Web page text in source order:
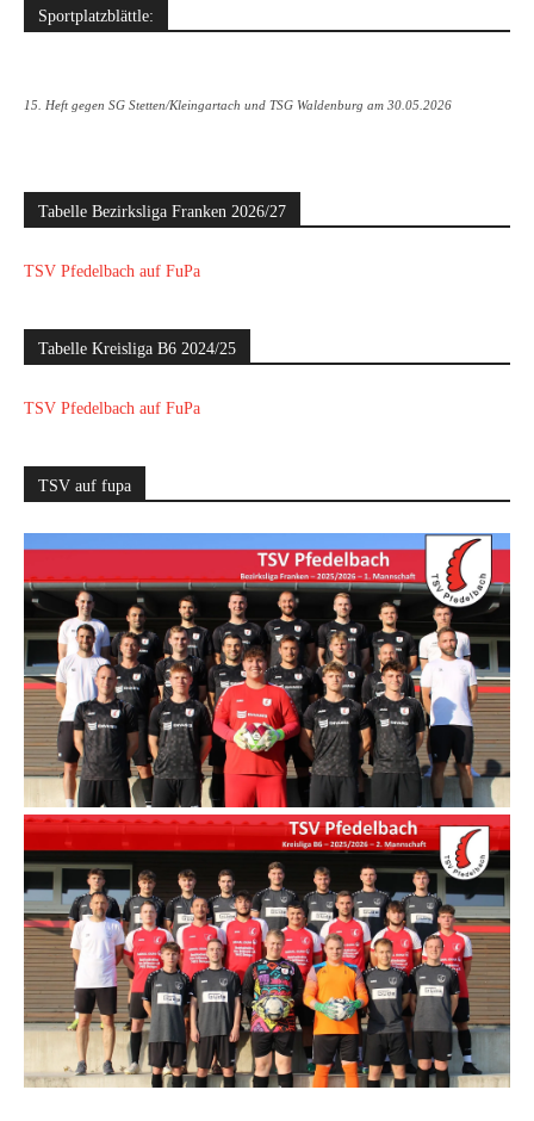
Sportplatzblättle:
15. Heft gegen SG Stetten/Kleingartach und TSG Waldenburg am 30.05.2026
Tabelle Bezirksliga Franken 2026/27
TSV Pfedelbach auf FuPa
Tabelle Kreisliga B6 2024/25
TSV Pfedelbach auf FuPa
TSV auf fupa